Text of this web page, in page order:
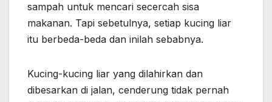
sampah untuk mencari secercah sisa
makanan. Tapi sebetulnya, setiap kucing liar
itu berbeda-beda dan inilah sebabnya.
Kucing-kucing liar yang dilahirkan dan
dibesarkan di jalan, cenderung tidak pernah